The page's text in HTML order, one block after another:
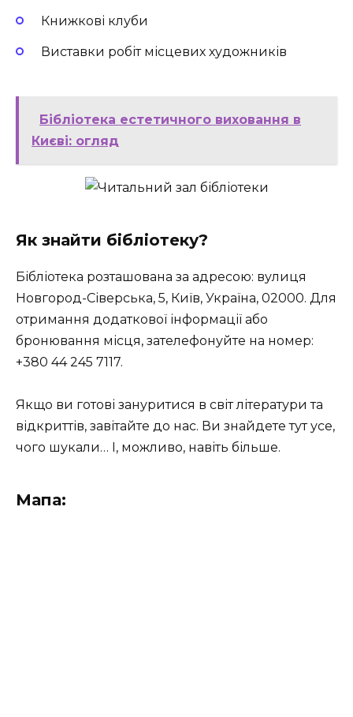
Книжкові клуби
Виставки робіт місцевих художників
Бібліотека естетичного виховання в
Києві: огляд
Як знайти бібліотеку?
Бібліотека розташована за адресою: вулиця
Новгород-Сіверська, 5, Київ, Україна, 02000. Для
отримання додаткової інформації або
бронювання місця, зателефонуйте на номер:
+380 44 245 7117.
Якщо ви готові зануритися в світ літератури та
відкриттів, завітайте до нас. Ви знайдете тут усе,
чого шукали… І, можливо, навіть більше.
Мапа: